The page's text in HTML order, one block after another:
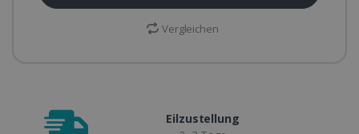
Vergleichen
Eilzustellung